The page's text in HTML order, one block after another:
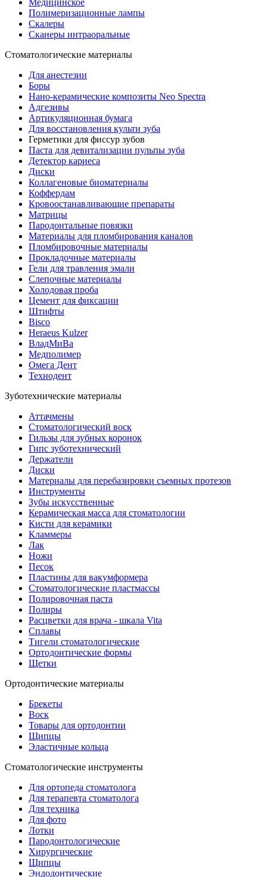
Полимеризационные лампы
Скалеры
Сканеры интраоральные
Стоматологические материалы
Для анестезии
Боры
Нано-керамические композиты Neo Spectra
Адгезивы
Артикуляционная бумага
Для восстановления культи зуба
Герметики для фиссур зубов
Паста для девитализации пульпы зуба
Детектор кариеса
Диски
Коллагеновые биоматериалы
Коффердам
Кровоостанавливающие препараты
Матрицы
Пародонтальные повязки
Материалы для пломбирования каналов
Пломбировочные материалы
Прокладочные материалы
Гели для травления эмали
Слепочные материалы
Холодовая проба
Цемент для фиксации
Штифты
Bisco
Heraeus Kulzer
ВладМиВа
Медполимер
Омега Дент
Технодент
Зуботехнические материалы
Аттачмены
Стоматологический воск
Гильзы для зубных коронок
Гипс зуботехнический
Держатели
Диски
Материалы для перебазировки съемных протезов
Инструменты
Зубы искусственные
Керамическая масса для стоматологии
Кисти для керамики
Кламмеры
Лак
Ножи
Песок
Пластины для вакумформера
Стоматологические пластмассы
Полировочная паста
Полиры
Расцветки для врача - шкала Vita
Сплавы
Тигели стоматологические
Ортодонтические формы
Щетки
Ортодонтические материалы
Брекеты
Воск
Товары для ортодонтии
Щипцы
Эластичные кольца
Стоматологические инструменты
Для ортопеда стоматолога
Для терапевта стоматолога
Для техника
Для фото
Лотки
Пародонтологические
Хирургические
Щипцы
Эндодонтические